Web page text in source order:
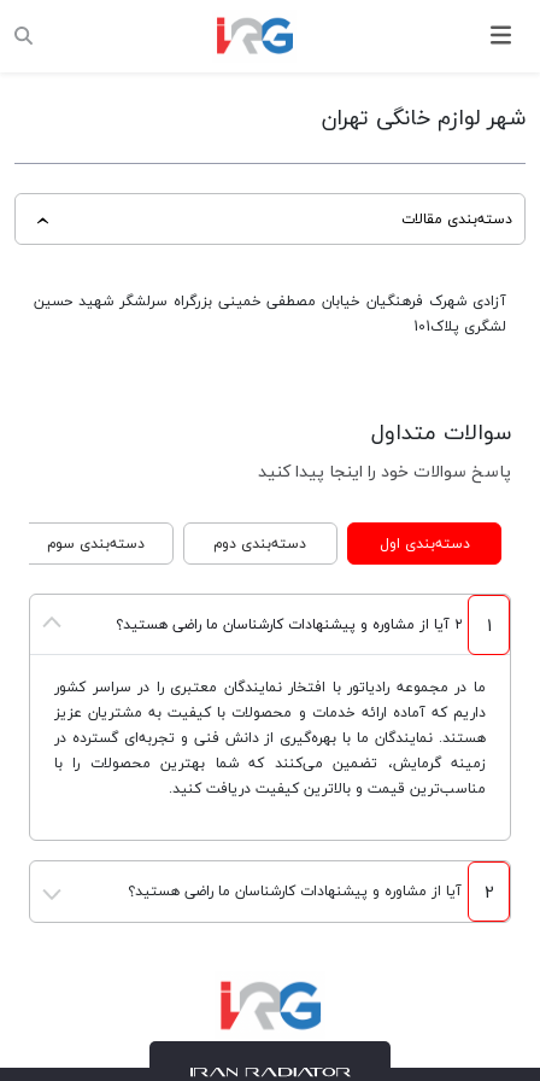
شهر لوازم خانگی تهران
دسته‌بندی مقالات
آزادی شهرک فرهنگیان خیابان مصطفی خمینی بزرگراه سرلشگر شهید حسین
لشگری پلاک101
سوالات متداول
پاسخ سوالات خود را اینجا پیدا کنید
دسته‌بندی اول دسته‌بندی دوم دسته‌بندی سوم
1 ۲ آیا از مشاوره و پیشنهادات کارشناسان ما راضی هستید؟
ما در مجموعه رادیاتور با افتخار نمایندگان معتبری را در سراسر کشور
داریم که آماده ارائه خدمات و محصولات با کیفیت به مشتریان عزیز
هستند. نمایندگان ما با بهره‌گیری از دانش فنی و تجربه‌ای گسترده در
زمینه گرمایش، تضمین می‌کنند که شما بهترین محصولات را با
مناسب‌ترین قیمت و بالاترین کیفیت دریافت کنید.
2 آیا از مشاوره و پیشنهادات کارشناسان ما راضی هستید؟